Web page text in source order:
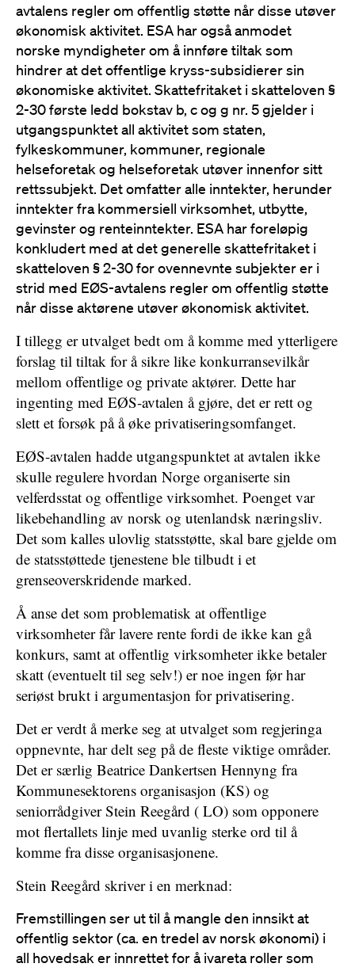
avtalens regler om offentlig støtte når disse utøver
økonomisk aktivitet. ESA har også anmodet
norske myndigheter om å innføre tiltak som
hindrer at det offentlige kryss-subsidierer sin
økonomiske aktivitet. Skattefritaket i skatteloven §
2-30 første ledd bokstav b, c og g nr. 5 gjelder i
utgangspunktet all aktivitet som staten,
fylkeskommuner, kommuner, regionale
helseforetak og helseforetak utøver innenfor sitt
rettssubjekt. Det omfatter alle inntekter, herunder
inntekter fra kommersiell virksomhet, utbytte,
gevinster og renteinntekter. ESA har foreløpig
konkludert med at det generelle skattefritaket i
skatteloven § 2-30 for ovennevnte subjekter er i
strid med EØS-avtalens regler om offentlig støtte
når disse aktørene utøver økonomisk aktivitet.
I tillegg er utvalget bedt om å komme med ytterligere
forslag til tiltak for å sikre like konkurransevilkår
mellom offentlige og private aktører. Dette har
ingenting med EØS-avtalen å gjøre, det er rett og
slett et forsøk på å øke privatiseringsomfanget.
EØS-avtalen hadde utgangspunktet at avtalen ikke
skulle regulere hvordan Norge organiserte sin
velferdsstat og offentlige virksomhet. Poenget var
likebehandling av norsk og utenlandsk næringsliv.
Det som kalles ulovlig statsstøtte, skal bare gjelde om
de statsstøttede tjenestene ble tilbudt i et
grenseoverskridende marked.
Å anse det som problematisk at offentlige
virksomheter får lavere rente fordi de ikke kan gå
konkurs, samt at offentlig virksomheter ikke betaler
skatt (eventuelt til seg selv!) er noe ingen før har
seriøst brukt i argumentasjon for privatisering.
Det er verdt å merke seg at utvalget som regjeringa
oppnevnte, har delt seg på de fleste viktige områder.
Det er særlig Beatrice Dankertsen Hennyng fra
Kommunesektorens organisasjon (KS) og
seniorrådgiver Stein Reegård ( LO) som opponere
mot flertallets linje med uvanlig sterke ord til å
komme fra disse organisasjonene.
Stein Reegård skriver i en merknad:
Fremstillingen ser ut til å mangle den innsikt at
offentlig sektor (ca. en tredel av norsk økonomi) i
all hovedsak er innrettet for å ivareta roller som